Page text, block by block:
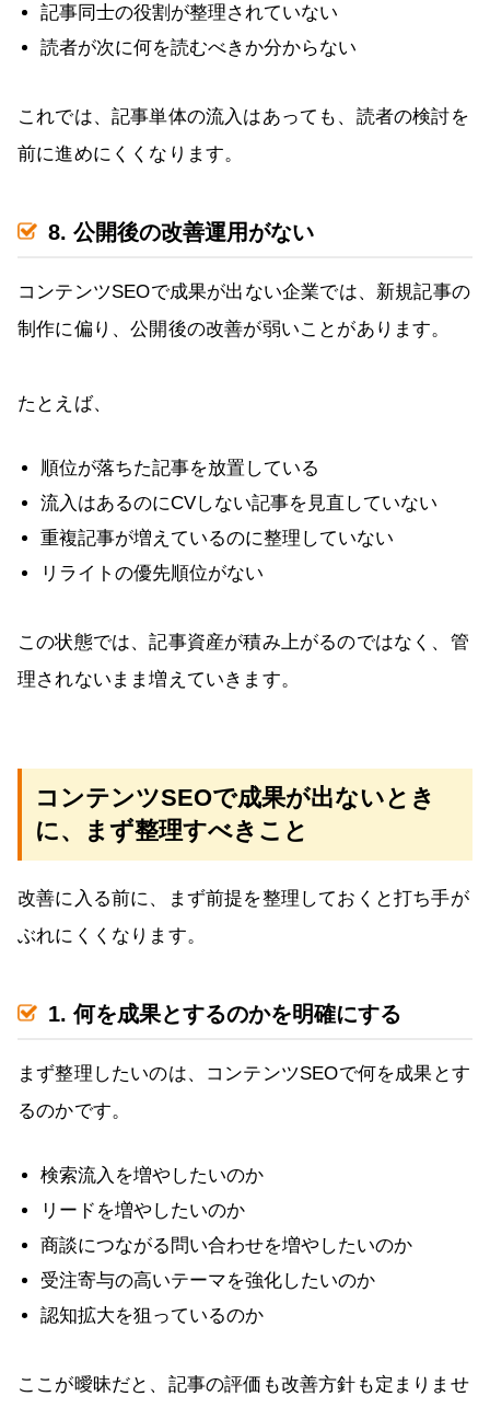
記事同士の役割が整理されていない
読者が次に何を読むべきか分からない
これでは、記事単体の流入はあっても、読者の検討を
前に進めにくくなります。
8. 公開後の改善運用がない
コンテンツSEOで成果が出ない企業では、新規記事の
制作に偏り、公開後の改善が弱いことがあります。
たとえば、
順位が落ちた記事を放置している
流入はあるのにCVしない記事を見直していない
重複記事が増えているのに整理していない
リライトの優先順位がない
この状態では、記事資産が積み上がるのではなく、管
理されないまま増えていきます。
コンテンツSEOで成果が出ないとき
に、まず整理すべきこと
改善に入る前に、まず前提を整理しておくと打ち手が
ぶれにくくなります。
1. 何を成果とするのかを明確にする
まず整理したいのは、コンテンツSEOで何を成果とす
るのかです。
検索流入を増やしたいのか
リードを増やしたいのか
商談につながる問い合わせを増やしたいのか
受注寄与の高いテーマを強化したいのか
認知拡大を狙っているのか
ここが曖昧だと、記事の評価も改善方針も定まりませ